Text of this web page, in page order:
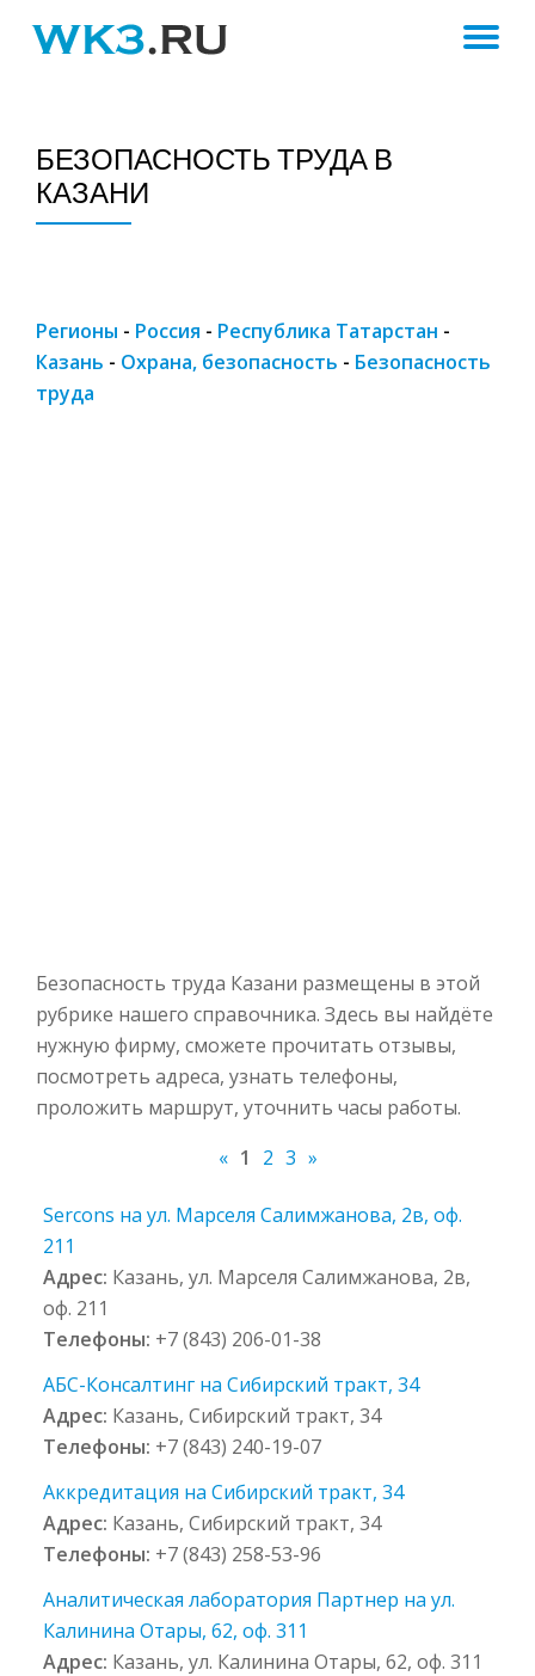
БЕЗОПАСНОСТЬ ТРУДА В
КАЗАНИ
Регионы - Россия - Республика Татарстан -
Казань - Охрана, безопасность - Безопасность
труда
Безопасность труда Казани размещены в этой
рубрике нашего справочника. Здесь вы найдёте
нужную фирму, сможете прочитать отзывы,
посмотреть адреса, узнать телефоны,
проложить маршрут, уточнить часы работы.
« 1 2 3 »
Sercons на ул. Марселя Салимжанова, 2в, оф.
211
Адрес: Казань, ул. Марселя Салимжанова, 2в,
оф. 211
Телефоны: +7 (843) 206-01-38
АБС-Консалтинг на Сибирский тракт, 34
Адрес: Казань, Сибирский тракт, 34
Телефоны: +7 (843) 240-19-07
Аккредитация на Сибирский тракт, 34
Адрес: Казань, Сибирский тракт, 34
Телефоны: +7 (843) 258-53-96
Аналитическая лаборатория Партнер на ул.
Калинина Отары, 62, оф. 311
Адрес: Казань, ул. Калинина Отары, 62, оф. 311